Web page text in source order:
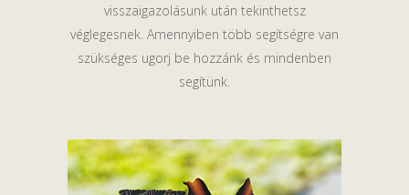
visszaigazolásunk után tekinthetsz
véglegesnek. Amennyiben több segítségre van
szükséges ugorj be hozzánk és mindenben
segítünk.